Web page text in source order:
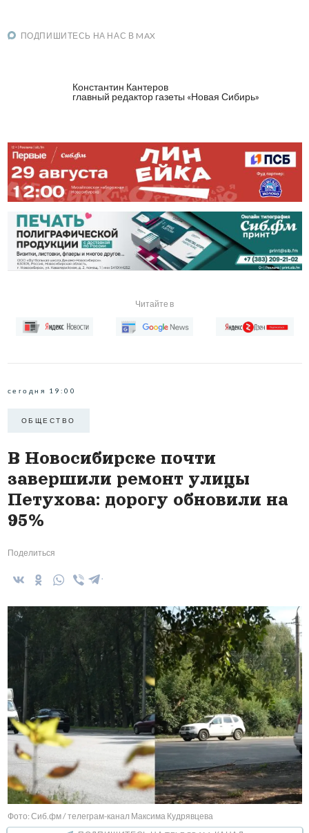
ПОДПИШИТЕСЬ НА НАС В MAX
Константин Кантеров
главный редактор газеты «Новая Сибирь»
Читайте в
сегодня 19:00
ОБЩЕСТВО
В Новосибирске почти
завершили ремонт улицы
Петухова: дорогу обновили на
95%
Поделиться
Фото: Сиб.фм / телеграм-канал Максима Кудрявцева